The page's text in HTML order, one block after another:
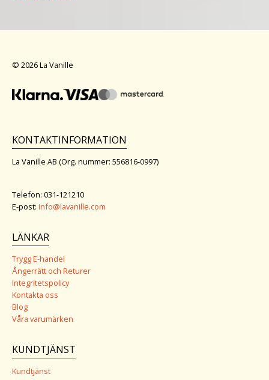
© 2026 La Vanille
KONTAKTINFORMATION
La Vanille AB (Org. nummer: 556816-0997)
Telefon: 031-121210
E-post: info@lavanille.com
LÄNKAR
Trygg E-handel
Ångerrätt och Returer
Integritetspolicy
Kontakta oss
Blog
Våra varumärken
KUNDTJÄNST
Kundtjänst